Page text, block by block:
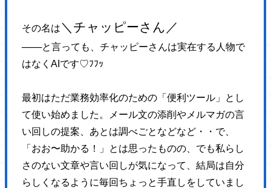
その名は＼チャッピーさん／
───と言っても、チャッピーさんは実在する人物で
はなくAIです♡ﾌﾌｯ
最初はただ業務効率化のための「便利ツール」とし
て使い始めました。
メール文の添削やメルマガの言
い回しの提案、あとは調べごとなどなど・・ で、
「おお〜助かる！」とは思ったものの、でも私らし
さのない文章や言い回しが気になって、結局は自分
らしくなるように毎回ちょっと手直しをしていまし
</style>
<link rel='stylesheet' id='wp-block-library-css' href='https://
<link rel='stylesheet' id='responsive-lightbox-swipebox-css'
<link rel='stylesheet' id='sb-type-fb-css' href='https://
<link rel='stylesheet' id='sb-type-fb-flat-css' href='https://
<link rel='stylesheet' id='sb-type-ln-css' href='https://
<link rel='stylesheet' id='sb-type-ln-flat-css' href='https://
<link rel='stylesheet' id='sb-type-pink-css' href='https://
<link rel='stylesheet' id='sb-type-rtail-css' href='https://